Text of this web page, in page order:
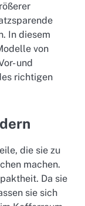
In diesem
von
und
richtigen
die sie zu
machen.
Da sie
sie sich